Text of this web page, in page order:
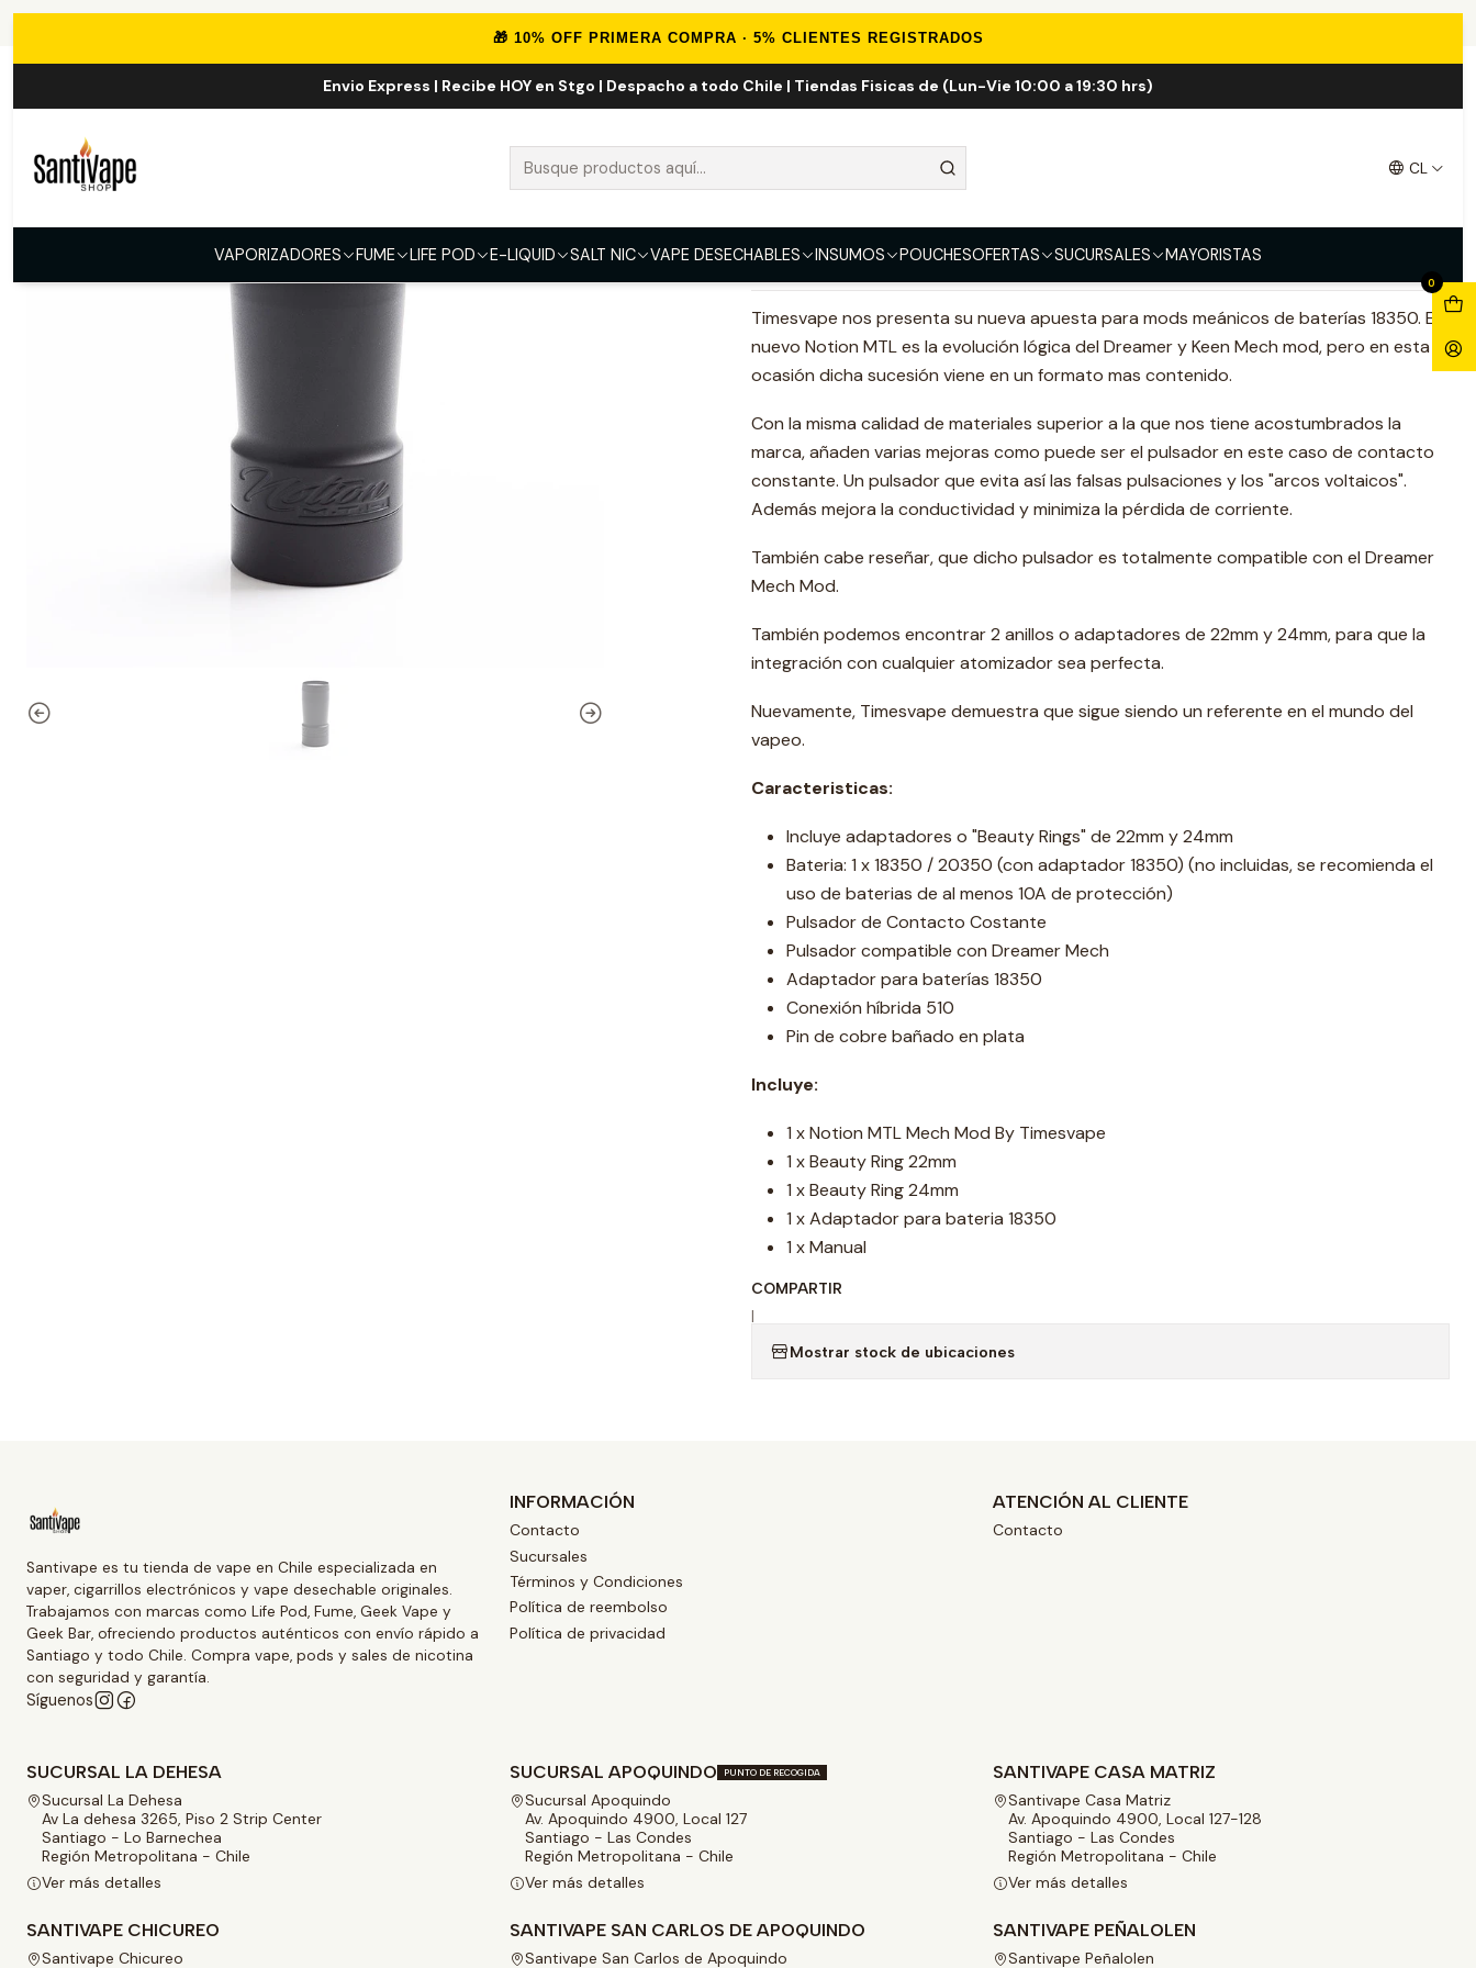
🎁 10% OFF PRIMERA COMPRA · 5% CLIENTES REGISTRADOS
Envio Express | Recibe HOY en Stgo | Despacho a todo Chile | Tiendas Fisicas de (Lun-Vie 10:00 a 19:30 hrs)
CL
VAPORIZADORES FUME LIFE POD E-LIQUID SALT NIC VAPE DESECHABLES INSUMOS POUCHESOFERTAS SUCURSALES MAYORISTAS
0
Times Vape - Notion MTL 18350 Mod
Brass Brass Black
Timesvape nos presenta su nueva apuesta para mods meánicos de baterías 18350. El
nuevo Notion MTL es la evolución lógica del Dreamer y Keen Mech mod, pero en esta
ocasión dicha sucesión viene en un formato mas contenido.
Con la misma calidad de materiales superior a la que nos tiene acostumbrados la
marca, añaden varias mejoras como puede ser el pulsador en este caso de contacto
constante. Un pulsador que evita así las falsas pulsaciones y los "arcos voltaicos".
Además mejora la conductividad y minimiza la pérdida de corriente.
También cabe reseñar, que dicho pulsador es totalmente compatible con el Dreamer
Mech Mod.
También podemos encontrar 2 anillos o adaptadores de 22mm y 24mm, para que la
integración con cualquier atomizador sea perfecta.
Nuevamente, Timesvape demuestra que sigue siendo un referente en el mundo del
vapeo.
Caracteristicas:
Incluye adaptadores o "Beauty Rings" de 22mm y 24mm
Bateria: 1 x 18350 / 20350 (con adaptador 18350) (no incluidas, se recomienda el
uso de baterias de al menos 10A de protección)
Pulsador de Contacto Costante
Pulsador compatible con Dreamer Mech
Adaptador para baterías 18350
Conexión híbrida 510
Pin de cobre bañado en plata
Incluye:
1 x Notion MTL Mech Mod By Timesvape
1 x Beauty Ring 22mm
1 x Beauty Ring 24mm
1 x Adaptador para bateria 18350
1 x Manual
COMPARTIR
|
Mostrar stock de ubicaciones
Santivape es tu tienda de vape en Chile especializada en
vaper, cigarrillos electrónicos y vape desechable originales.
Trabajamos con marcas como Life Pod, Fume, Geek Vape y
Geek Bar, ofreciendo productos auténticos con envío rápido a
Santiago y todo Chile. Compra vape, pods y sales de nicotina
con seguridad y garantía.
Síguenos
INFORMACIÓN
Contacto
Sucursales
Términos y Condiciones
Política de reembolso
Política de privacidad
ATENCIÓN AL CLIENTE
Contacto
SUCURSAL LA DEHESA
Sucursal La Dehesa
Av La dehesa 3265, Piso 2 Strip Center
Santiago - Lo Barnechea
Región Metropolitana - Chile
Ver más detalles
SUCURSAL APOQUINDO PUNTO DE RECOGIDA
Sucursal Apoquindo
Av. Apoquindo 4900, Local 127
Santiago - Las Condes
Región Metropolitana - Chile
Ver más detalles
SANTIVAPE CASA MATRIZ
Santivape Casa Matriz
Av. Apoquindo 4900, Local 127-128
Santiago - Las Condes
Región Metropolitana - Chile
Ver más detalles
SANTIVAPE CHICUREO
Santivape Chicureo
SANTIVAPE SAN CARLOS DE APOQUINDO
Santivape San Carlos de Apoquindo
SANTIVAPE PEÑALOLEN
Santivape Peñalolen